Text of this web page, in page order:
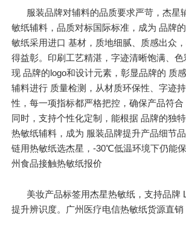
服装品牌对辅料的品质要求严苛，杰星
敏纸辅料，品质对标国际标准，成为 品牌
敏纸采用进口 基材，质地细腻、质感出众
得益彰。印刷工艺精湛，字迹清晰饱满、
现 品牌的logo和设计元素，彰显品牌的 质
辅料进行 质量检测，从材质环保性、字迹
性，每一项指标都严格把控，确保产品符合
同时，支持个性化定制，能根据 品牌的独
热敏纸辅料，成为 服装品牌提升产品细节
链用热敏纸选杰星，-30℃低温环境下仍能
州食品接触热敏纸报价
美妆产品标签用杰星热敏纸，支持品牌
提升辨识度。广州医疗电信热敏纸货源直销